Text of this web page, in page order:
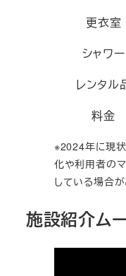
更衣室
シャワー
レンタル
料金
※2024年に現
化や利用者の
している場合が
施設紹介ム